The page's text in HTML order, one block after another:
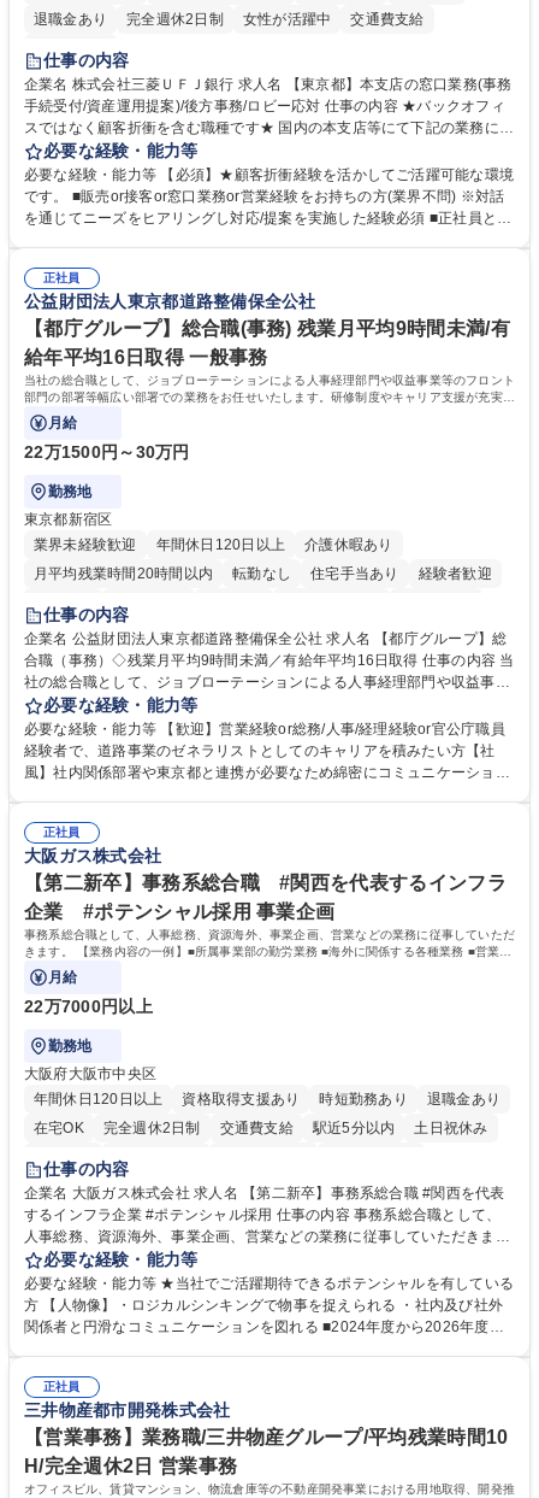
退職金あり
完全週休2日制 女性が活躍中
交通費支給
土日祝休み
仕事の内容
企業名 株式会社三菱ＵＦＪ銀行 求人名 【東京都】本支店の窓口業務(事務
手続受付/資産運用提案)/後方事務/ロビー応対 仕事の内容 ★バックオフィ
スではなく顧客折衝を含む職種です★ 国内の本支店等にて下記の業務に従
事していただきます。 ■窓口/後方/ロビーにて事務手続等の受付・オペレ
ーション、お客様対応 ■窓口にて、ご来店された個人のお客様に対して金
融商品のご提案 ■効率的な事務運用の検討・構築等 ≪業務紹介：ご応募前
に必ずご覧ください≫ ※記事 https://www.mysite.bk.mufg.jp/career/circle/
必要な経験・能力等
必要な経験・能力等 【必須】★顧客折衝経験を活かしてご活躍可能な環境
です。 ■販売or接客or窓口業務or営業経験をお持ちの方(業界不問) ※対話
を通じてニーズをヒアリングし対応/提案を実施した経験必須 ■正社員とし
るので安心して入行いただけます。 幅広いキャリアの選択肢があり、公募
や社内副業等を活用し、 一人ひとりが挑戦できるカルチャーが浸透してい
ます。 学歴・資格 学歴：大学院 大学 高専 短大 専修学校 高校 語学力：
資格：
正社員
公益財団法人東京都道路整備保全公社
【都庁グループ】総合職(事務) 残業月平均9時間未満/有
給年平均16日取得 一般事務
当社の総合職として、ジョブローテーションによる人事経理部門や収益事業等のフロント
部門の部署等幅広い部署での業務をお任せいたします。研修制度やキャリア支援が充実し
ております！ ※下記業務詳細
月給
22万1500円～30万円
勤務地
東京都新宿区
業界未経験歓迎
年間休日120日以上
介護休暇あり
月平均残業時間20時間以内
転勤なし 住宅手当あり
経験者歓迎
研修あり
退職金あり
駅近5分以内
資格取得手当あり 食事補助あり
仕事の内容
企業名 公益財団法人東京都道路整備保全公社 求人名 【都庁グループ】総
合職（事務）◇残業月平均9時間未満／有給年平均16日取得 仕事の内容 当
社の総合職として、ジョブローテーションによる人事経理部門や収益事業
等のフロント部門の部署等幅広い部署での業務をお任せいたします。研修
制度やキャリア支援が充実しております！ ※下記業務詳細 【業務詳細】■
管理部門：広報、人事、経理など当公社の運営に係る管理業務 ■収益部
門：駐車場の新規開拓、管理運営、新宿駅西口広場の「イベントコーナ
道路施設や道路工事現場の見学ツアー事業 ※入社後は上記いずれかの部門
へ配属。※業務内容変更の範囲：会社の定める業務 募集職種 【都庁グル
ープ】総合職（事務）◇残業月平均9時間未満／有給年平均16日取得
必要な経験・能力等
必要な経験・能力等 【歓迎】営業経験or総務/人事/経理経験or官公庁職員
経験者で、道路事業のゼネラリストとしてのキャリアを積みたい方【社
風】社内関係部署や東京都と連携が必要なため綿密にコミュニケーション
部門など多岐に渡る業務を経験できます。 ■様々なプロジェクト：駐車場
事業の他、新宿駅西口広場内に設置された照明を兼ねた広告「ブライトサ
イン」の管理運営を行うなど、事業収益を生み出す活動を積極的に行って
います。 学歴・資格 学歴：大学院 大学 高専 短大 専修学校 高校 語学力：
資格：
正社員
大阪ガス株式会社
【第二新卒】事務系総合職 #関西を代表するインフラ
企業 #ポテンシャル採用 事業企画
事務系総合職として、人事総務、資源海外、事業企画、営業などの業務に従事していただ
きます。 【業務内容の一例】■所属事業部の勤労業務 ■海外に関係する各種業務 ■営業部
門の企画スタッフ、ルート営業
月給
22万7000円以上
勤務地
大阪府大阪市中央区
年間休日120日以上
資格取得支援あり 時短勤務あり
退職金あり
在宅OK
完全週休2日制 交通費支給 駅近5分以内
土日祝休み
服装自由
第二新卒歓迎
仕事の内容
企業名 大阪ガス株式会社 求人名 【第二新卒】事務系総合職 #関西を代表
するインフラ企業 #ポテンシャル採用 仕事の内容 事務系総合職として、
人事総務、資源海外、事業企画、営業などの業務に従事していただきま
す。 【業務内容の一例】■所属事業部の勤労業務 ■海外に関係する各種業
務 ■営業部門の企画スタッフ、ルート営業 【キャリアパス】入社後の配属
ポジションで一定期間ご活躍頂いた後、本人の適性及び将来のキャリアを
鑑みてジョブローテーションを行います。 【育成】OJTでの現場育成や研
表するインフラ企業 #ポテンシャル採用
必要な経験・能力等
必要な経験・能力等 ★当社でご活躍期待できるポテンシャルを有している
方 【人物像】・ロジカルシンキングで物事を捉えられる ・社内及び社外
関係者と円滑なコミュニケーションを図れる ■2024年度から2026年度ま
72.html ■エネルギーセキュリティの不安定化や気候変動による自然災害の
甚大化など、これまで以上に社会課題解決の重要性が高まっています。
「未来の日常」の創造に向けて持続可能な社会の実現に貢献してまいりま
す。 学歴・資格 学歴：大学院 大学 語学力： 資格：
正社員
三井物産都市開発株式会社
【営業事務】業務職/三井物産グループ/平均残業時間10
H/完全週休2日 営業事務
オフィスビル、賃貸マンション、物流倉庫等の不動産開発事業における用地取得、開発推